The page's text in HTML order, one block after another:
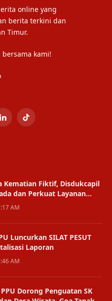
online yang
berita terkini dan
Timur.
kami!
LinkedInTikTok
Kematian Fiktif, Disdukcapil
dan Perkuat Layanan
AM
Luncurkan SILAT PESUT
Laporan
AM
Dorong Penguatan SK